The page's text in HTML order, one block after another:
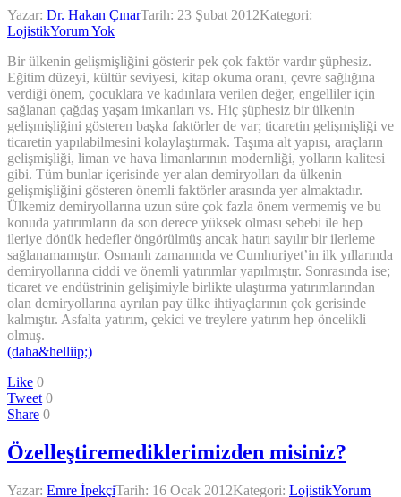
Yazar: Dr. Hakan ÇınarTarih: 23 Şubat 2012Kategori:
LojistikYorum Yok
Bir ülkenin gelişmişliğini gösterir pek çok faktör vardır şüphesiz.
Eğitim düzeyi, kültür seviyesi, kitap okuma oranı, çevre sağlığına
verdiği önem, çocuklara ve kadınlara verilen değer, engelliler için
sağlanan çağdaş yaşam imkanları vs. Hiç şüphesiz bir ülkenin
gelişmişliğini gösteren başka faktörler de var; ticaretin gelişmişliği ve
ticaretin yapılabilmesini kolaylaştırmak. Taşıma alt yapısı, araçların
gelişmişliği, liman ve hava limanlarının modernliği, yolların kalitesi
gibi. Tüm bunlar içerisinde yer alan demiryolları da ülkenin
gelişmişliğini gösteren önemli faktörler arasında yer almaktadır.
Ülkemiz demiryollarına uzun süre çok fazla önem vermemiş ve bu
konuda yatırımların da son derece yüksek olması sebebi ile hep
ileriye dönük hedefler öngörülmüş ancak hatırı sayılır bir ilerleme
sağlanamamıştır. Osmanlı zamanında ve Cumhuriyet’in ilk yıllarında
demiryollarına ciddi ve önemli yatırımlar yapılmıştır. Sonrasında ise;
ticaret ve endüstrinin gelişimiyle birlikte ulaştırma yatırımlarından
olan demiryollarına ayrılan pay ülke ihtiyaçlarının çok gerisinde
kalmıştır. Asfalta yatırım, çekici ve treylere yatırım hep öncelikli
olmuş.
(daha&helliip;)
Like 0
Tweet 0
Share 0
Özelleştiremediklerimizden misiniz?
Yazar: Emre İpekçiTarih: 16 Ocak 2012Kategori: LojistikYorum